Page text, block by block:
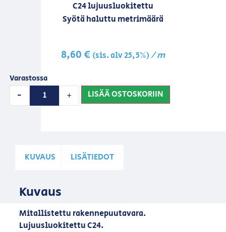
C24 lujuusluokitettu
Syötä haluttu metrimäärä
8,60€ (sis. alv 25,5%)/ m
Varastossa
- + LISÄÄ OSTOSKORIIN
KUVAUS LISÄTIEDOT
Kuvaus
Mitallistettu rakennepuutavara.
Lujuusluokitettu C24.